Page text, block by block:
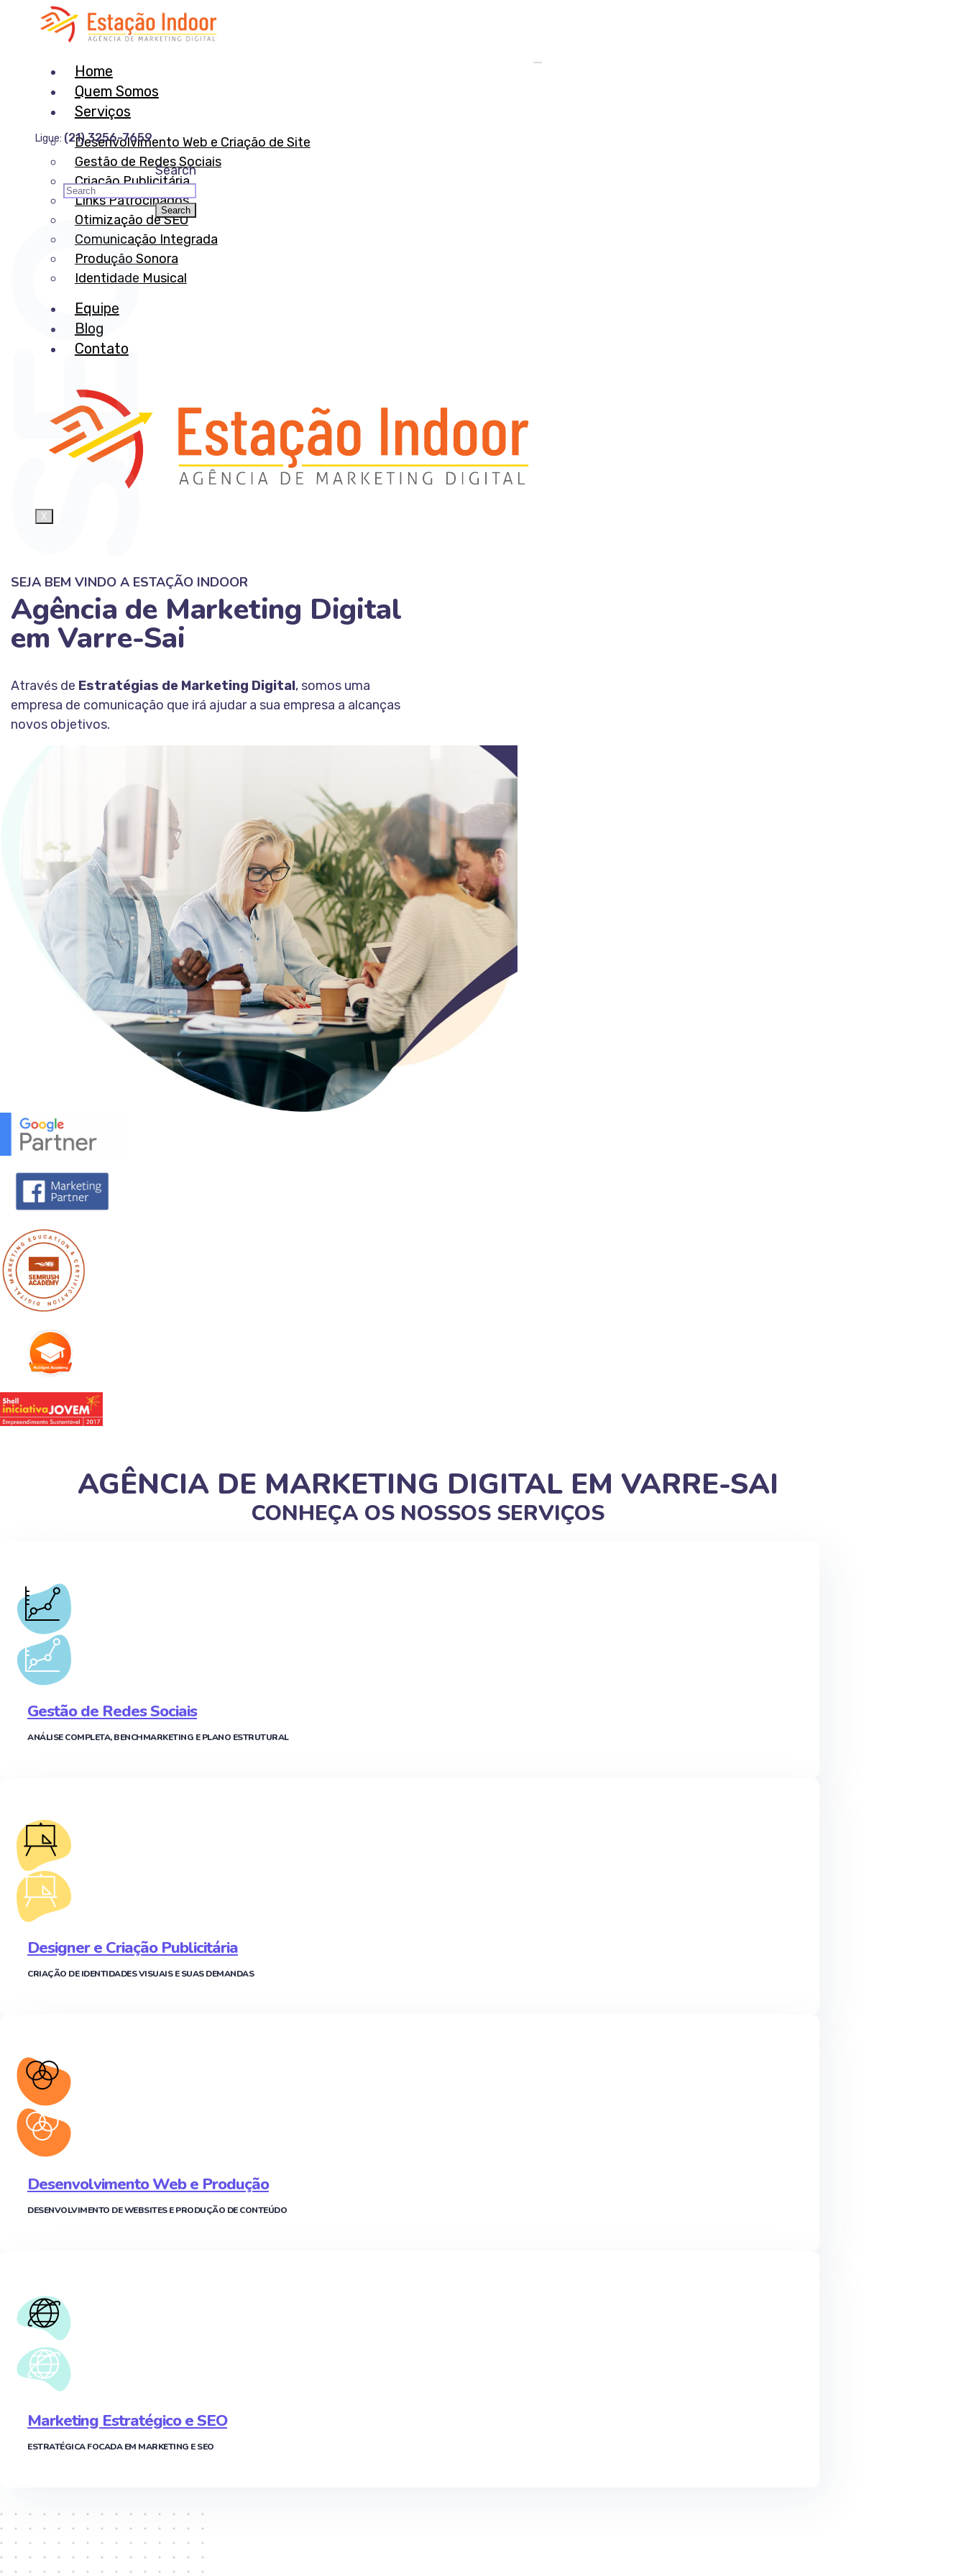
Home
Quem Somos
Serviços
Desenvolvimento Web e Criação de Site
Gestão de Redes Sociais
Criação Publicitária
Links Patrocinados
Otimização de SEO
Comunicação Integrada
Produção Sonora
Identidade Musical
Equipe
Blog
Contato
X
Ligue: (21) 3256-7659
Search
SEJA BEM VINDO A ESTAÇÃO INDOOR
Agência de Marketing Digital
em Varre-Sai
Através de Estratégias de Marketing Digital, somos uma
empresa de comunicação que irá ajudar a sua empresa a alcanças
novos objetivos.
CONHEÇA A ESTAÇÃO INDOOR
AGÊNCIA DE MARKETING DIGITAL EM VARRE-SAI
CONHEÇA OS NOSSOS SERVIÇOS
Gestão de Redes Sociais
ANÁLISE COMPLETA, BENCHMARKETING E PLANO ESTRUTURAL
Designer e Criação Publicitária
CRIAÇÃO DE IDENTIDADES VISUAIS E SUAS DEMANDAS
Desenvolvimento Web e Produção
DESENVOLVIMENTO DE WEBSITES E PRODUÇÃO DE CONTEÚDO
Marketing Estratégico e SEO
ESTRATÉGICA FOCADA EM MARKETING E SEO